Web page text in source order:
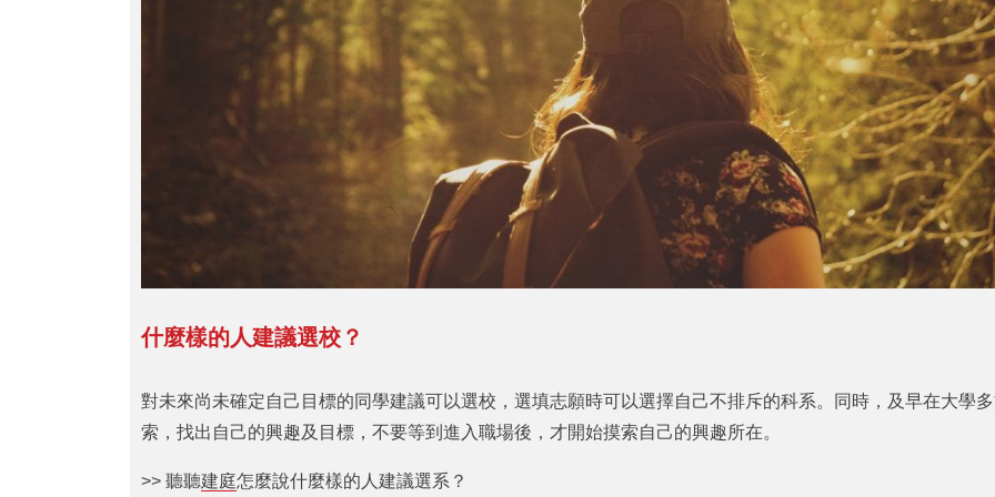
什麼樣的人建議選校？
對未來尚未確定自己目標的同學建議可以選校，選填志願時可以選擇自己不排斥的科系。同時，及早在大學
索，找出自己的興趣及目標，不要等到進入職場後，才開始摸索自己的興趣所在。
>> 聽聽建庭怎麼說什麼樣的人建議選系？